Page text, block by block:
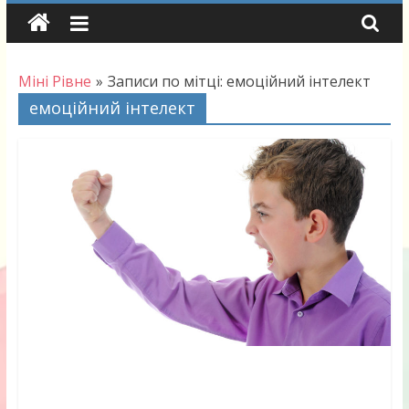
Skip
Міні Рівне » Записи по мітці: емоційний інтелект
емоційний інтелект